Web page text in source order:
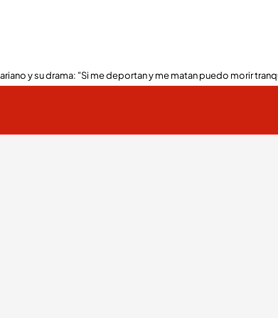
y su drama: "Si me deportan y me matan puedo morir